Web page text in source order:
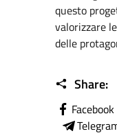
questo
valorizzare
delle
Share:
Facebook